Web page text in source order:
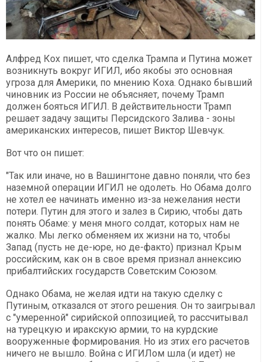
Алфред Кох пишет, что сделка Трампа и Путина может
возникнуть вокруг ИГИЛ, ибо якобы это основная
угроза для Америки, по мнению Коха. Однако бывший
чиновник из России не объясняет, почему Трамп
должен бояться ИГИЛ. В действительности Трамп
решает задачу защиты Персидского Залива - зоны
американских интересов, пишет Виктор Шевчук.
Вот что он пишет:
"Так или иначе, но в Вашингтоне давно поняли, что без
наземной операции ИГИЛ не одолеть. Но Обама долго
не хотел ее начинать именно из-за нежелания нести
потери. Путин для этого и залез в Сирию, чтобы дать
понять Обаме: у меня много солдат, которых нам не
жалко. Мы легко обменяем их жизни на то, чтобы
Запад (пусть не де-юре, но де-факто) признал Крым
российским, как он в свое время признал аннексию
прибалтийских государств Советским Союзом.
Однако Обама, не желая идти на такую сделку с
Путиным, отказался от этого решения. Он то заигрывал
с "умеренной" сирийской оппозицией, то рассчитывал
на турецкую и иракскую армии, то на курдские
вооруженные формирования. Но из этих его расчетов
ничего не вышло. Война с ИГИЛом шла (и идет) не